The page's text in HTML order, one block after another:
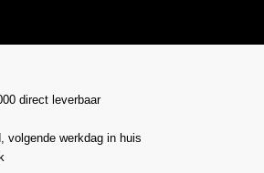
direct leverbaar
volgende werkdag in huis